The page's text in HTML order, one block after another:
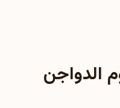
الدواجن